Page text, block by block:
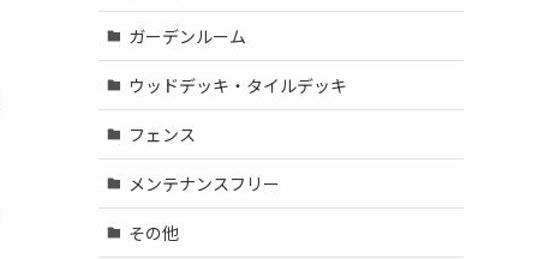
ガーデンルーム
ウッドデッキ・タイルデッキ
フェンス
メンテナンスフリー
その他